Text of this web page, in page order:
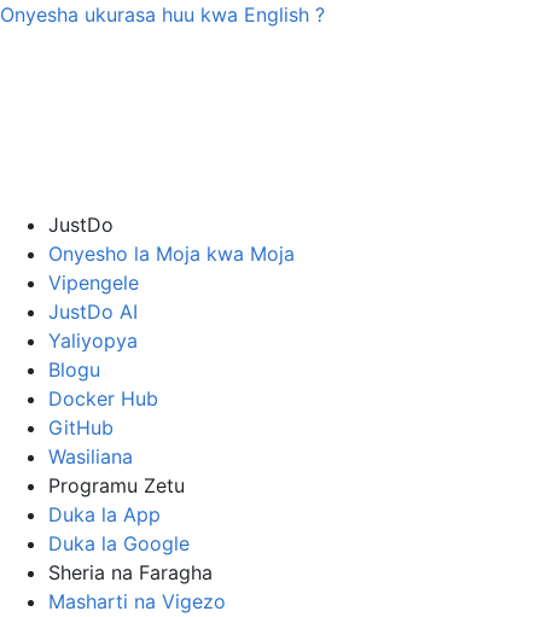
Onyesha ukurasa huu kwa English ?
JustDo
Onyesho la Moja kwa Moja
Vipengele
JustDo AI
Yaliyopya
Blogu
Docker Hub
GitHub
Wasiliana
Programu Zetu
Duka la App
Duka la Google
Sheria na Faragha
Masharti na Vigezo